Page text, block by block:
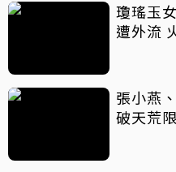
瓊瑤玉
遭外流
張小燕
破天荒